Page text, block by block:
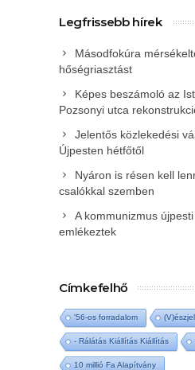
Legfrissebb hírek
Másodfokúra
hőségriasztást
Képes beszámoló az
Pozsonyi utca
Jelentős közlekedési
Újpesten hétfőtől
Nyáron is résen kell
csalókkal szemben
A kommunizmus
emlékeztek
Címkefelhő
'56-os forradalom
- Rálátás Kiállítás Kiállítás
10 millió Fa Alapítvány